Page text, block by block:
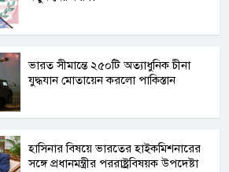
ভারত সীমান্তে ২৫০টি অত্যাধুনিক চীনা
যুদ্ধযান মোতায়েন করলো পাকিস্তান
হাসিনার বিষয়ে ভারতের হাইকমিশনারের
সঙ্গে প্রধানমন্ত্রীর পররাষ্ট্রবিষয়ক উপদেষ্টা